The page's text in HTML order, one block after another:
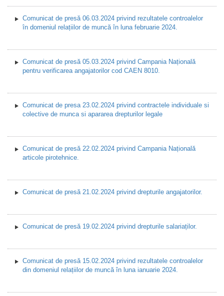
Comunicat de presă 06.03.2024 privind rezultatele controalelor
în domeniul relațiilor de muncă în luna februarie 2024.
Comunicat de presă 05.03.2024 privind Campania Națională
pentru verificarea angajatorilor cod CAEN 8010.
Comunicat de presa 23.02.2024 privind contractele individuale si
colective de munca si apararea drepturilor legale
Comunicat de presă 22.02.2024 privind Campania Națională
articole pirotehnice.
Comunicat de presă 21.02.2024 privind drepturile angajatorilor.
Comunicat de presă 19.02.2024 privind drepturile salariaților.
Comunicat de presă 15.02.2024 privind rezultatele controalelor
din domeniul relațiilor de muncă în luna ianuarie 2024.